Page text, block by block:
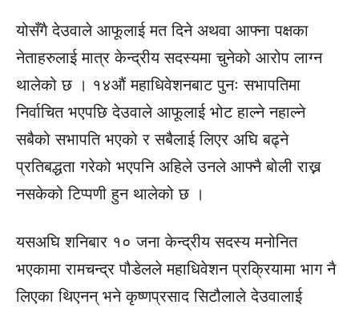
योसँगै देउवाले आफूलाई मत दिने अथवा आफ्ना पक्षका
नेताहरुलाई मात्र केन्द्रीय सदस्यमा चुनेको आरोप लाग्न
थालेको छ । १४औं महाधिवेशनबाट पुनः सभापतिमा
निर्वाचित भएपछि देउवाले आफूलाई भोट हाल्ने नहाल्ने
सबैको सभापति भएको र सबैलाई लिएर अघि बढ्ने
प्रतिबद्धता गरेको भएपनि अहिले उनले आफ्नै बोली राख्न
नसकेको टिप्पणी हुन थालेको छ ।
यसअघि शनिबार १० जना केन्द्रीय सदस्य मनोनित
भएकामा रामचन्द्र पौडेलले महाधिवेशन प्रक्रियामा भाग नै
लिएका थिएनन् भने कृष्णप्रसाद सिटौलाले देउवालाई